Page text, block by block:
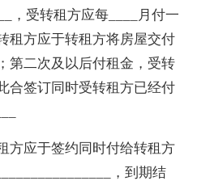
，受转租方应每____月付一
租方应于转租方将房屋交付
第二次及以后付租金，受转
合签订同时受转租方已经付
应于签约同时付给转租方
，到期结